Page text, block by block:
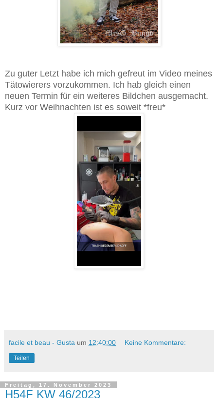
Zu guter Letzt habe ich mich gefreut im Video meines
Tätowierers vorzukommen. Ich hab gleich einen
neuen Termin für ein weiteres Bildchen ausgemacht.
Kurz vor Weihnachten ist es soweit *freu*
facile et beau - Gusta um 12:40:00 Keine Kommentare:
Teilen
Freitag, 17. November 2023
H54F KW 46/2023